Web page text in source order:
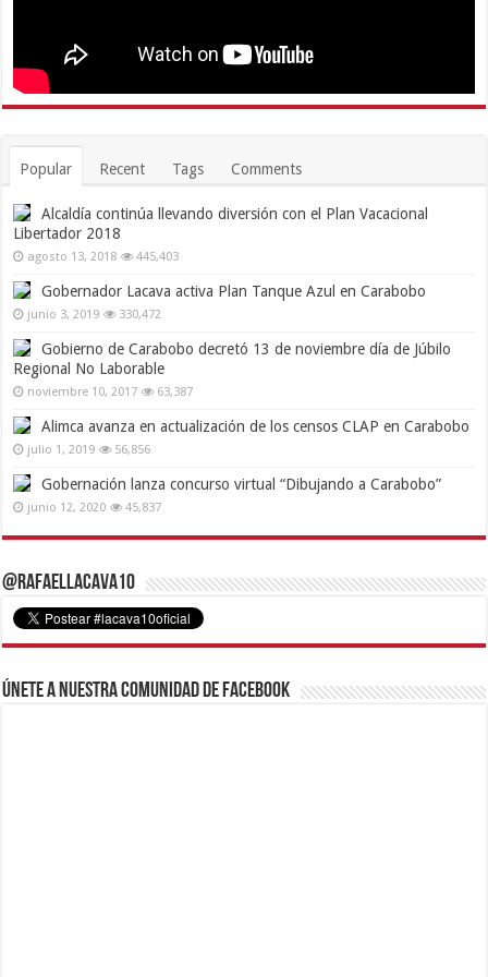
Popular Recent Tags Comments
Alcaldía continúa llevando diversión con el Plan Vacacional
Libertador 2018
agosto 13, 2018 445,403
Gobernador Lacava activa Plan Tanque Azul en Carabobo
junio 3, 2019 330,472
Gobierno de Carabobo decretó 13 de noviembre día de Júbilo
Regional No Laborable
noviembre 10, 2017 63,387
Alimca avanza en actualización de los censos CLAP en Carabobo
julio 1, 2019 56,856
Gobernación lanza concurso virtual “Dibujando a Carabobo”
junio 12, 2020 45,837
@RafaelLacava10
Únete a nuestra comunidad de Facebook